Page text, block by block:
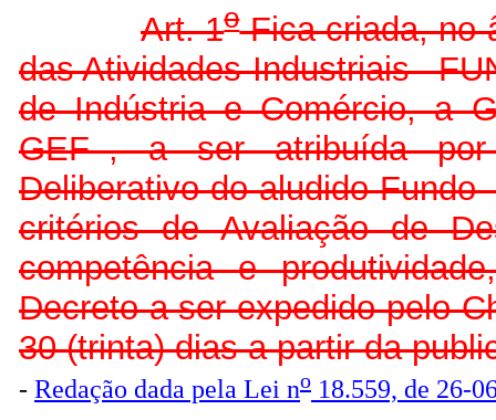
Art. 1oFica criada, no
das Atividades Industriais
de Indústria e Comércio, a
GEF–, a ser atribuída
Deliberativo do aludido Fundo
critérios de Avaliação de
competência e
Decreto a ser expedido pelo
30 (trinta) dias a partir da
- Redação dada pela Lei no 18.559, de 26-